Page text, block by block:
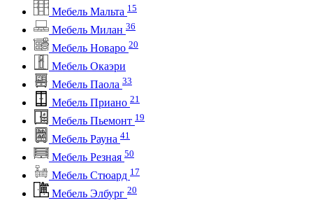
Мебель Мальта 15
Мебель Милан 36
Мебель Новаро 20
Мебель Окаэри
Мебель Паола 33
Мебель Приано 21
Мебель Пьемонт 19
Мебель Рауна 41
Мебель Резная 50
Мебель Стюард 17
Мебель Элбург 20